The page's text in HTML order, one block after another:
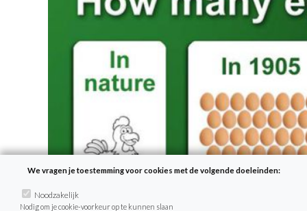
We vragen je toestemming voor cookies met de volgende doeleinden:
Noodzakelijk
Nodig om je cookie-voorkeur op te kunnen slaan